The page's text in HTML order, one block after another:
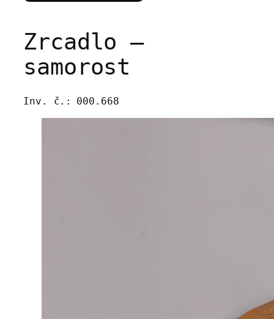
Zrcadlo –
samorost
Inv. č.: 000.668